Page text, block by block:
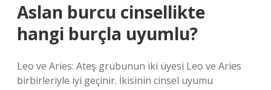
Aslan burcu cinsellikte
hangi burçla uyumlu?
Leo ve Aries: Ateş grubunun iki üyesi Leo ve Aries
birbirleriyle iyi geçinir. İkisinin cinsel uyumu